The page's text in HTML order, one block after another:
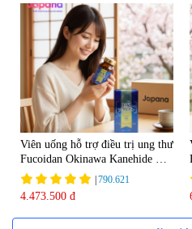
Viên uống hỗ trợ điều trị ung thư
Fucoidan Okinawa Kanehide Bio
EX 323mg - 150 viên
|790.621
4.473.500 đ